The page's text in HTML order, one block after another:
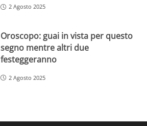
2 Agosto 2025
Oroscopo: guai in vista per questo
segno mentre altri due
festeggeranno
2 Agosto 2025